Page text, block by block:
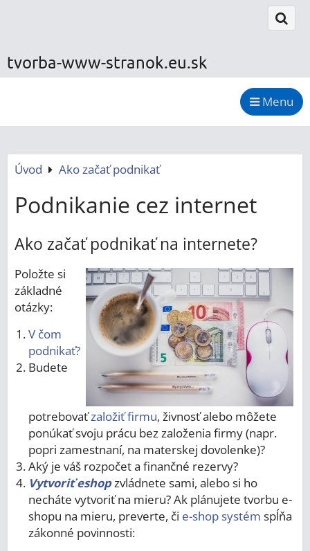
tvorba-www-stranok.eu.sk
Menu
Úvod Ako začať podnikať
Podnikanie cez internet
Ako začať podnikať na internete?
Položte si
základné
otázky:
V čom
podnikať?
Budete
potrebovaťzaložiť firmu, živnosť alebo môžete
ponúkať svoju prácu bez založenia firmy (napr.
popri zamestnaní, na materskej dovolenke)?
Aký je váš rozpočet a finančné rezervy?
Vytvoriť eshopzvládnete sami, alebo si ho
necháte vytvoriť na mieru? Ak plánujete tvorbu e-
shopu na mieru, preverte, či e-shop systém spĺňa
zákonné povinnosti: